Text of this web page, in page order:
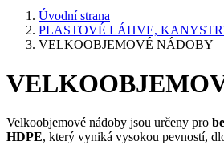
Úvodní strana
PLASTOVÉ LÁHVE,
VELKOOBJEMOVÉ NÁDOBY
Velkoobjemové nádoby jsou určeny pro
HDPE, který vyniká vysokou pevností,